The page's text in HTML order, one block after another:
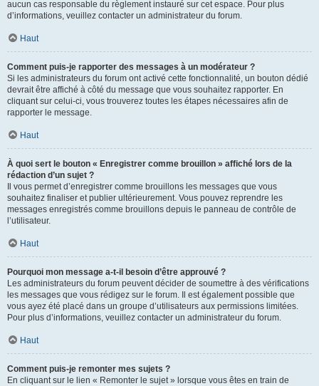
aucun cas responsable du règlement instauré sur cet espace. Pour plus
d’informations, veuillez contacter un administrateur du forum.
Haut
Comment puis-je rapporter des messages à un modérateur ?
Si les administrateurs du forum ont activé cette fonctionnalité, un bouton dédié
devrait être affiché à côté du message que vous souhaitez rapporter. En
cliquant sur celui-ci, vous trouverez toutes les étapes nécessaires afin de
rapporter le message.
Haut
À quoi sert le bouton « Enregistrer comme brouillon » affiché lors de la
rédaction d’un sujet ?
Il vous permet d’enregistrer comme brouillons les messages que vous
souhaitez finaliser et publier ultérieurement. Vous pouvez reprendre les
messages enregistrés comme brouillons depuis le panneau de contrôle de
l’utilisateur.
Haut
Pourquoi mon message a-t-il besoin d’être approuvé ?
Les administrateurs du forum peuvent décider de soumettre à des vérifications
les messages que vous rédigez sur le forum. Il est également possible que
vous ayez été placé dans un groupe d’utilisateurs aux permissions limitées.
Pour plus d’informations, veuillez contacter un administrateur du forum.
Haut
Comment puis-je remonter mes sujets ?
En cliquant sur le lien « Remonter le sujet » lorsque vous êtes en train de